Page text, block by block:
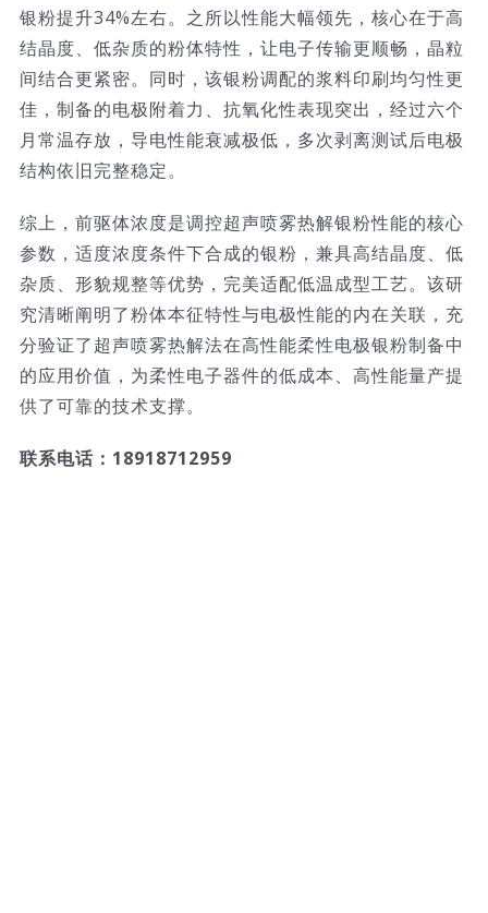
银粉提升34%左右。之所以性能大幅领先，核心在于高
结晶度、低杂质的粉体特性，让电子传输更顺畅，晶粒
间结合更紧密。同时，该银粉调配的浆料印刷均匀性更
佳，制备的电极附着力、抗氧化性表现突出，经过六个
月常温存放，导电性能衰减极低，多次剥离测试后电极
结构依旧完整稳定。
综上，前驱体浓度是调控超声喷雾热解银粉性能的核心
参数，适度浓度条件下合成的银粉，兼具高结晶度、低
杂质、形貌规整等优势，完美适配低温成型工艺。该研
究清晰阐明了粉体本征特性与电极性能的内在关联，充
分验证了超声喷雾热解法在高性能柔性电极银粉制备中
的应用价值，为柔性电子器件的低成本、高性能量产提
供了可靠的技术支撑。
联系电话：18918712959